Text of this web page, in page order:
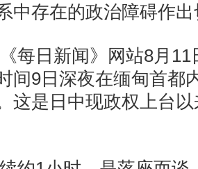
中存在的政治障碍作
日新闻》网站8月11
间9日深夜在缅甸首都
这是日中现政权上台